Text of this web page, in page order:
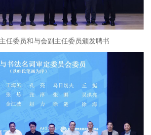
任委员和与会副主任委员颁发聘书